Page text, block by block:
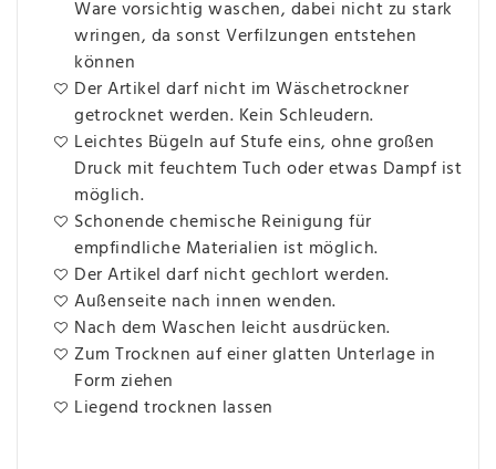
Ware vorsichtig waschen, dabei nicht zu stark
wringen, da sonst Verfilzungen entstehen
können
Der Artikel darf nicht im Wäschetrockner
getrocknet werden. Kein Schleudern.
Leichtes Bügeln auf Stufe eins, ohne großen
Druck mit feuchtem Tuch oder etwas Dampf ist
möglich.
Schonende chemische Reinigung für
empfindliche Materialien ist möglich.
Der Artikel darf nicht gechlort werden.
Außenseite nach innen wenden.
Nach dem Waschen leicht ausdrücken.
Zum Trocknen auf einer glatten Unterlage in
Form ziehen
Liegend trocknen lassen